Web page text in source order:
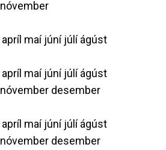
nóvember
apríl maí júní júlíágúst
apríl maí júní júlíágúst
nóvember desember
apríl maí júní júlíágúst
nóvember desember